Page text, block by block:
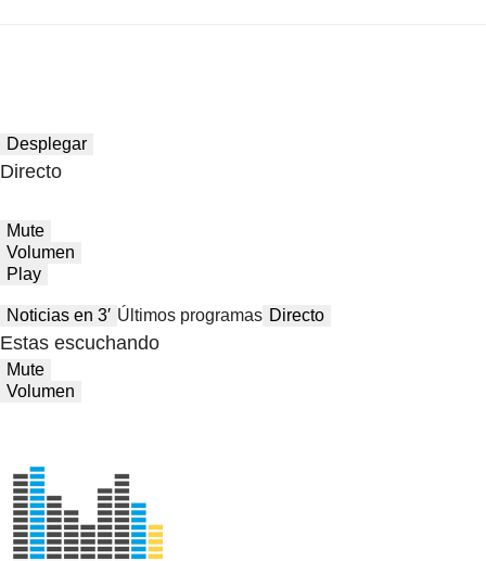
Desplegar
Directo
Mute
Volumen
Play
Noticias en 3′ Últimos programas Directo
Estas escuchando
Mute
Volumen